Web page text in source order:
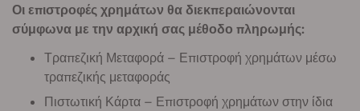
Οι επιστροφές χρημάτων θα διεκπεραιώνονται
σύμφωνα με την αρχική σας μέθοδο πληρωμής:
Τραπεζική Μεταφορά – Επιστροφή χρημάτων μέσω
τραπεζικής μεταφοράς
Πιστωτική Κάρτα – Επιστροφή χρημάτων στην ίδια